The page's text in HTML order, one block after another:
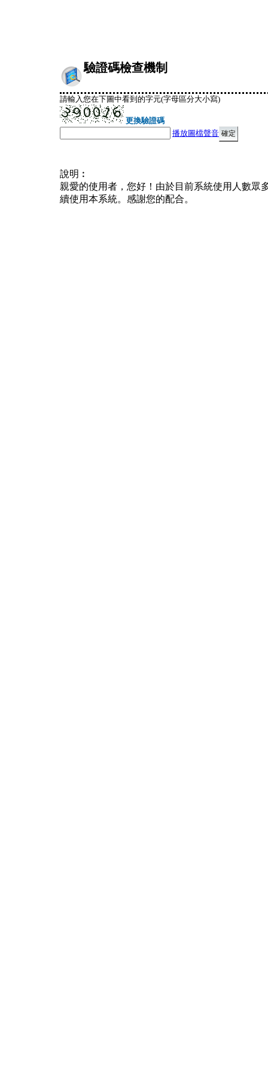
驗證碼檢查機制
請輸入您在下圖中看到的字元(字母區分大小寫)
更換驗證碼
播放圖檔聲音
說明︰
親愛的使用者，您好！由於目前系統使用人數眾
續使用本系統。感謝您的配合。